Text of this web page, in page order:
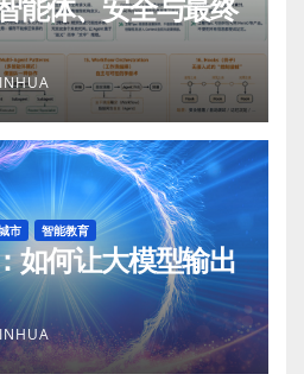
能体、安全与最终
市 智能教育
如何让大模型输出